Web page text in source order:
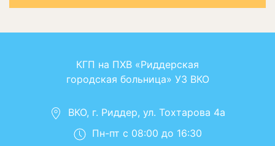
КГП на ПХВ «Риддерская
городская больница» УЗ ВКО
ВКО, г. Риддер, ул. Тохтарова 4а
Пн-пт с 08:00 до 16:30